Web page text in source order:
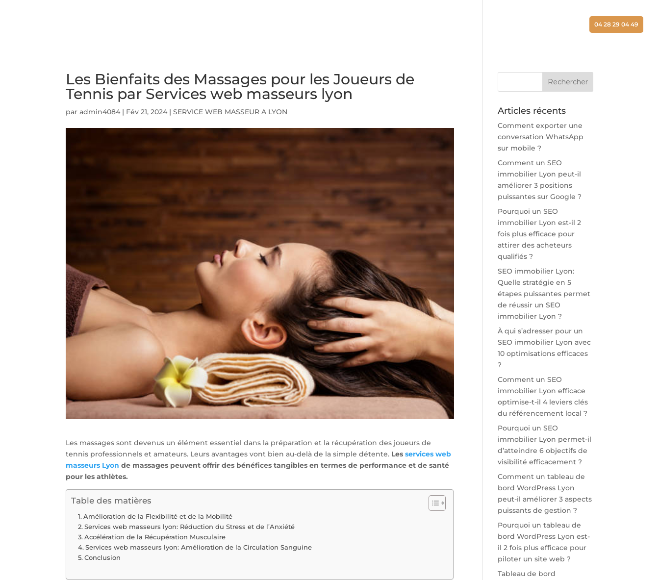
04 28 29 04 49
Les Bienfaits des Massages pour les Joueurs de
Tennis par Services web masseurs lyon
paradmin4084 | Fév 21, 2024 |SERVICE WEB MASSEUR A LYON
Les massages sont devenus un élément essentiel dans la préparation et la récupération des joueurs de
tennis professionnels et amateurs. Leurs avantages vont bien au-delà de la simple détente. Lesservices web
masseurs Lyonde massages peuvent offrir des bénéfices tangibles en termes de performance et de santé
pour les athlètes.
Table des matières
Amélioration de la Flexibilité et de la Mobilité
Services web masseurs lyon: Réduction du Stress et de l’Anxiété
Accélération de la Récupération Musculaire
Services web masseurs lyon: Amélioration de la Circulation Sanguine
Conclusion
Articles récents
Comment exporter une
conversation WhatsApp
sur mobile ?
Comment un SEO
immobilier Lyon peut-il
améliorer 3 positions
puissantes sur Google ?
Pourquoi un SEO
immobilier Lyon est-il 2
fois plus efficace pour
attirer des acheteurs
qualifiés ?
SEO immobilier Lyon:
Quelle stratégie en 5
étapes puissantes permet
de réussir un SEO
immobilier Lyon ?
À qui s’adresser pour un
SEO immobilier Lyon avec
10 optimisations efficaces
?
Comment un SEO
immobilier Lyon efficace
optimise-t-il 4 leviers clés
du référencement local ?
Pourquoi un SEO
immobilier Lyon permet-il
d’atteindre 6 objectifs de
visibilité efficacement ?
Comment un tableau de
bord WordPress Lyon
peut-il améliorer 3 aspects
puissants de gestion ?
Pourquoi un tableau de
bord WordPress Lyon est-
il 2 fois plus efficace pour
piloter un site web ?
Tableau de bord